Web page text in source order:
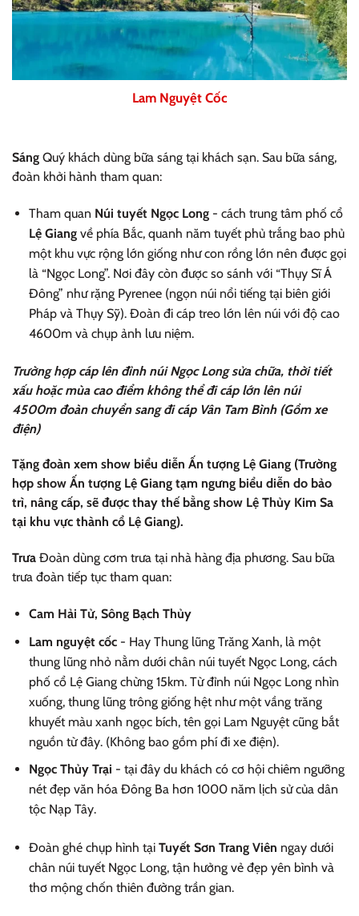
Lam Nguyệt Cốc
Sáng Quý khách dùng bữa sáng tại khách sạn. Sau bữa sáng,
đoàn khởi hành tham quan:
Tham quan Núi tuyết Ngọc Long- cách trung tâm phố cổ
Lệ Giangvề phía Bắc, quanh năm tuyết phủ trắng bao phủ
một khu vực rộng lớn giống như con rồng lớn nên được gọi
là “Ngọc Long”. Nơi đây còn được so sánh với “Thụy Sĩ Á
Đông” như rặng Pyrenee (ngọn núi nổi tiếng tại biên giới
Pháp và Thụy Sỹ). Đoàn đi cáp treo lớn lên núi với độ cao
4600m và chụp ảnh lưu niệm.
Trường hợp cáp lên đỉnh núi Ngọc Long sửa chữa, thời tiết
xấu hoặc mùa cao điểm không thể đi cáp lớn lên núi
4500m đoàn chuyển sang đi cáp Vân Tam Bình (Gồm xe
điện)
Tặng đoàn xem show biểu diễn Ấn tượng Lệ Giang (Trường
hợp show Ấn tượng Lệ Giang tạm ngưng biểu diễn do bảo
trì, nâng cấp, sẽ được thay thế bằng show Lệ Thủy Kim Sa
tại khu vực thành cổ Lệ Giang).
Trưa Đoàn dùng cơm trưa tại nhà hàng địa phương. Sau bữa
trưa đoàn tiếp tục tham quan:
Cam Hải Tử, Sông Bạch Thủy
Lam nguyệt cốc- Hay Thung lũng Trăng Xanh, là một
thung lũng nhỏ nằm dưới chân núi tuyết Ngọc Long, cách
phố cổ Lệ Giang chừng 15km. Từ đỉnh núi Ngọc Long nhìn
xuống, thung lũng trông giống hệt như một vầng trăng
khuyết màu xanh ngọc bích, tên gọi Lam Nguyệt cũng bắt
nguồn từ đây. (Không bao gồm phí đi xe điện).
Ngọc Thủy Trại - tại đây du khách có cơ hội chiêm ngưỡng
nét đẹp văn hóa Đông Ba hơn 1000 năm lịch sử của dân
tộc Nạp Tây.
Đoàn ghé chụp hình tạiTuyết Sơn Trang Viên ngay dưới
chân núi tuyết Ngọc Long, tận hưởng vẻ đẹp yên bình và
thơ mộng chốn thiên đường trần gian.